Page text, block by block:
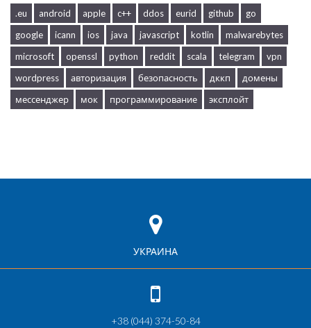
.eu android apple c++ ddos eurid github
go
google
icann ios java javascript kotlin
malwarebytes
microsoft
openssl python reddit scala telegram
vpn
wordpress
авторизация безопасность дккп
домены
мессенджер
мок программирование эксплойт
УКРАИНА
+38 (044) 374-50-84